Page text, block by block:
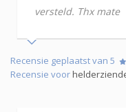
versteld. Thx mate
Recensie geplaatst van 5
Recensie voor